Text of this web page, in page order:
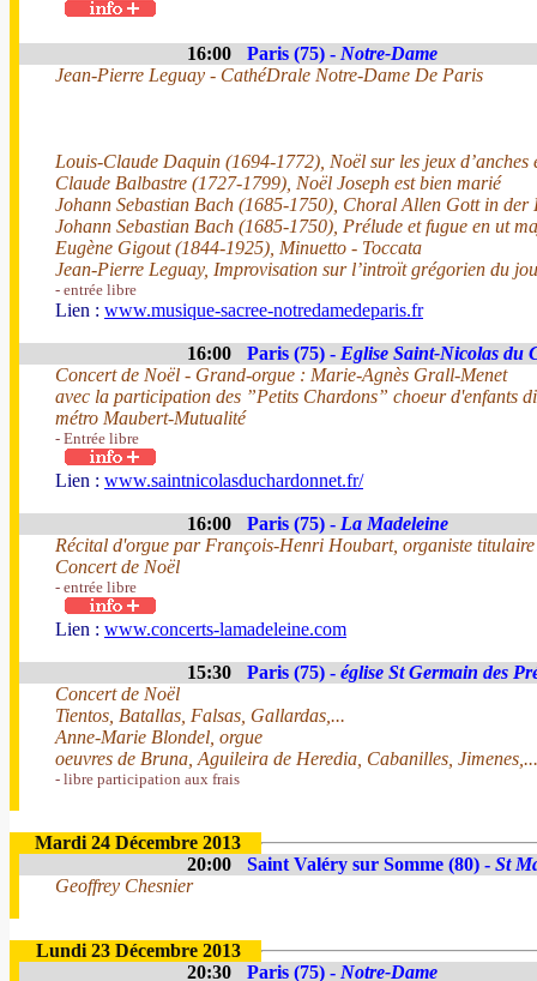
16:00 Paris (75) - Notre-Dame
Jean-Pierre Leguay - CathéDrale Notre-Dame De Paris
Louis-Claude Daquin (1694-1772), Noël sur les jeux d’anches
Claude Balbastre (1727-1799), Noël Joseph est bien marié
Johann Sebastian Bach (1685-1750), Choral Allen Gott in der
Johann Sebastian Bach (1685-1750), Prélude et fugue en ut
Eugène Gigout (1844-1925), Minuetto - Toccata
Jean-Pierre Leguay, Improvisation sur l’introït grégorien du
- entrée libre
Lien : www.musique-sacree-notredamedeparis.fr
16:00 Paris (75) - Eglise Saint-Nicolas du
Concert de Noël - Grand-orgue : Marie-Agnès Grall-Menet
avec la participation des ”Petits Chardons” choeur d'enfants
métro Maubert-Mutualité
- Entrée libre
Lien : www.saintnicolasduchardonnet.fr/
16:00 Paris (75) - La Madeleine
Récital d'orgue par François-Henri Houbart, organiste
Concert de Noël
- entrée libre
Lien : www.concerts-lamadeleine.com
15:30 Paris (75) - église St Germain des
Concert de Noël
Tientos, Batallas, Falsas, Gallardas,...
Anne-Marie Blondel, orgue
oeuvres de Bruna, Aguileira de Heredia, Cabanilles, Jimenes,...
- libre participation aux frais
Mardi 24 Décembre 2013
20:00
Saint Valéry sur Somme (80) - St
Geoffrey Chesnier
Lundi 23 Décembre 2013
20:30
Paris (75) - Notre-Dame